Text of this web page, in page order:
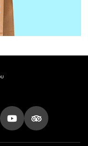
Tok
sur X
nous sur LinkedIn
Suivez nous sur
Suivez nous